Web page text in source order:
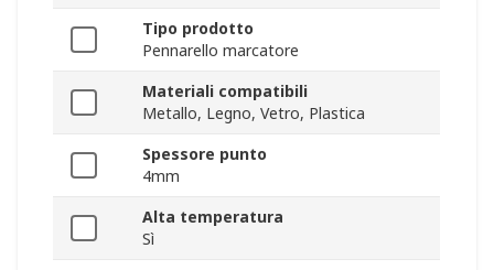
Tipo prodotto
Pennarello marcatore
Materiali compatibili
Metallo, Legno, Vetro, Plastica
Spessore punto
4mm
Alta temperatura
Sì